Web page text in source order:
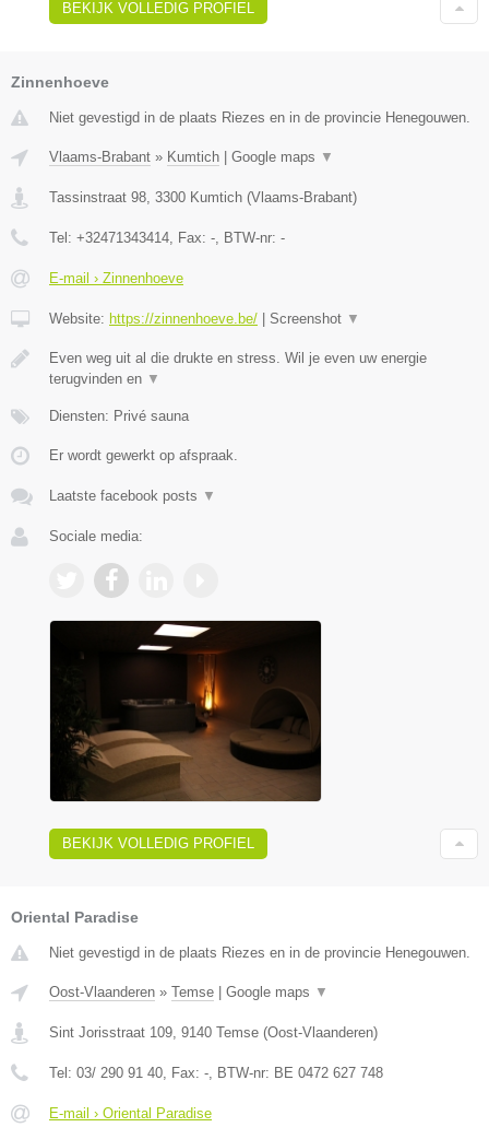
BEKIJK VOLLEDIG PROFIEL
Zinnenhoeve
Niet gevestigd in de plaats Riezes en in de provincie Henegouwen.
Vlaams-Brabant » Kumtich Google maps ▼
Tassinstraat 98 3300 Kumtich (Vlaams-Brabant)
Tel: +32471343414 , Fax: - , BTW-nr: -
E-mail › Zinnenhoeve
Website: https://zinnenhoeve.be/ Screenshot ▼
Even weg uit al die drukte en stress. Wil je even uw energie
terugvinden en ▼
Diensten: Privé sauna
Er wordt gewerkt op afspraak.
Laatste facebook posts ▼
Sociale media:
BEKIJK VOLLEDIG PROFIEL
Oriental Paradise
Niet gevestigd in de plaats Riezes en in de provincie Henegouwen.
Oost-Vlaanderen » Temse | Google maps ▼
Sint Jorisstraat 109 9140 Temse (Oost-Vlaanderen)
Tel: 03/ 290 91 40 , Fax: - , BTW-nr: BE 0472 627 748
E-mail › Oriental Paradise